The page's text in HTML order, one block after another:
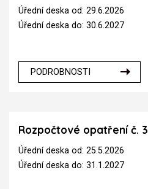
Úřední deska od: 29.6.2026
Úřední deska do: 30.6.2027
PODROBNOSTI
Rozpočtové opatření č. 3
Úřední deska od: 25.5.2026
Úřední deska do: 31.1.2027